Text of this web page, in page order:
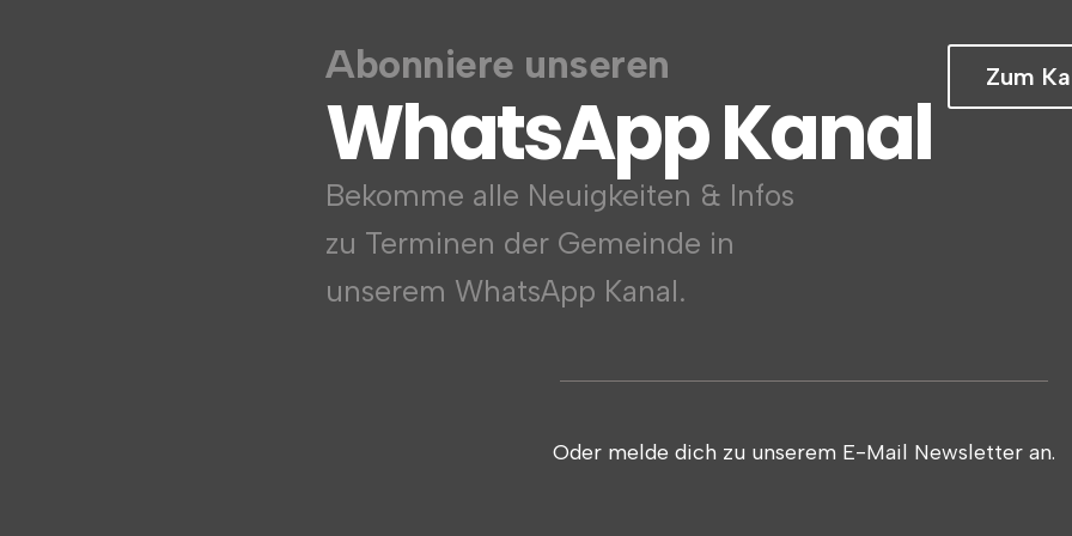
Abonniere unseren
WhatsApp Kanal
Bekomme alle Neuigkeiten & Infos
zu Terminen der Gemeinde in
unserem WhatsApp Kanal.
Zum
Oder melde dich zu unserem E-Mail Newsletter an.